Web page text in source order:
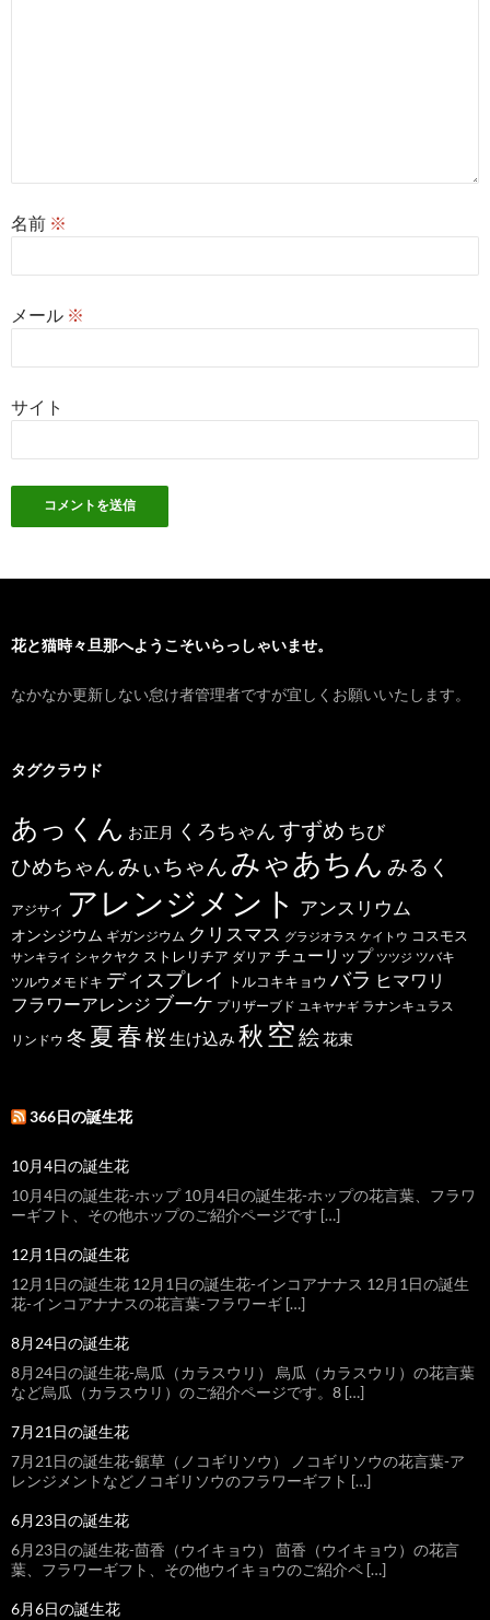
名前 ※
メール ※
サイト
花と猫時々旦那へようこそいらっしゃいませ。
なかなか更新しない怠け者管理者ですが宜しくお願いいたします。
タグクラウド
あっくん お正月 くろちゃんすずめ ちび
ひめちゃんみぃちゃん みゃあちん みるく
アジサイ アレンジメント アンスリウム
オンシジウム ギガンジウム クリスマス グラジオラス ケイトウ コスモス
サンキライ シャクヤク ストレリチア ダリア チューリップ ツツジ ツバキ
ツルウメモドキ ディスプレイ トルコキキョウ バラ ヒマワリ
フラワーアレンジ ブーケ プリザーブド ユキヤナギ ラナンキュラス
リンドウ 冬 夏春桜生け込み 秋 空絵花束
366日の誕生花
10月4日の誕生花
10月4日の誕生花-ホップ 10月4日の誕生花-ホップの花言葉、フラワ
ーギフト、その他ホップのご紹介ページです […]
12月1日の誕生花
12月1日の誕生花 12月1日の誕生花-インコアナナス 12月1日の誕生
花-インコアナナスの花言葉-フラワーギ […]
8月24日の誕生花
8月24日の誕生花-烏瓜（カラスウリ） 烏瓜（カラスウリ）の花言葉
など烏瓜（カラスウリ）のご紹介ページです。8 […]
7月21日の誕生花
7月21日の誕生花-鋸草（ノコギリソウ） ノコギリソウの花言葉-ア
レンジメントなどノコギリソウのフラワーギフト […]
6月23日の誕生花
6月23日の誕生花-茴香（ウイキョウ） 茴香（ウイキョウ）の花言
葉、フラワーギフト、その他ウイキョウのご紹介ペ […]
6月6日の誕生花